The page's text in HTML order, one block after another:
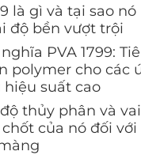
là gì và tại sao nó
độ bền vượt trội
PVA 1799:
polymer cho các
suất cao
thủy phân và
của nó đối với